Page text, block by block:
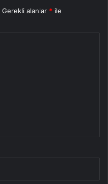
Gerekli alanlar * ile